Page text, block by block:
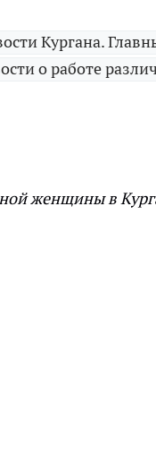
Кургана.
о работе
женщины в